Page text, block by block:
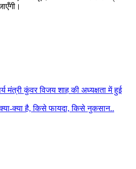
मंत्री कुंवर विजय शाह की अध्यक्षता में हुई
क्या है, किसे फायदा, किसे नुकसान..